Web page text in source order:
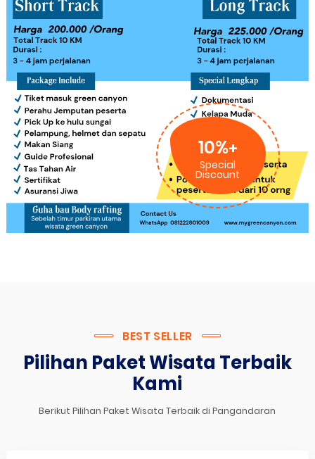
10%+
Special
Discount
BEST SELLER
Pilihan Paket Wisata Terbaik
Kami
Berikut Pilihan Paket Wisata Terbaik di Pangandaran